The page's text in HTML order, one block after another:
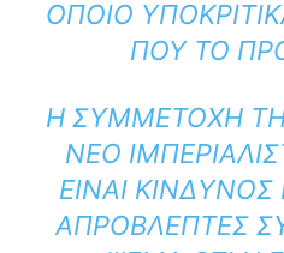
ΟΠΟΊΟ
ΠΟΥ ΤΟ
Η ΣΥΜΜΕΤΟΧΉ
ΝΈΟ
ΕΊΝΑΙ
ΑΠΡΌΒΛΕΠΤΕΣ